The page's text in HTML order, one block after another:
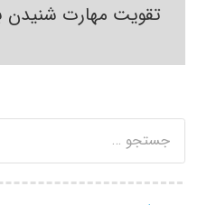
تقویت مهارت شنیدن
برای: